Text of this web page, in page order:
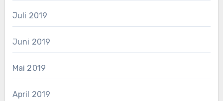
Juli 2019
Juni 2019
Mai 2019
April 2019